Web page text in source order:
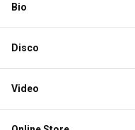
Bio
Disco
Video